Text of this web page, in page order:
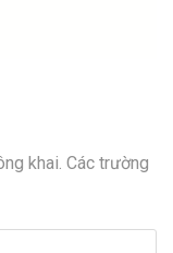
khai. Các trường